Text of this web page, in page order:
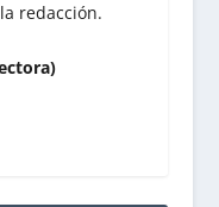
redacción.